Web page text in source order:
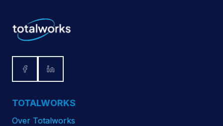
TOTALWORKS
Over Totalworks